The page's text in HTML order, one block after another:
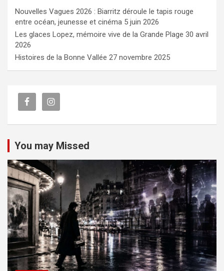
Nouvelles Vagues 2026 : Biarritz déroule le tapis rouge
entre océan, jeunesse et cinéma 5 juin 2026
Les glaces Lopez, mémoire vive de la Grande Plage 30 avril
2026
Histoires de la Bonne Vallée 27 novembre 2025
You may Missed